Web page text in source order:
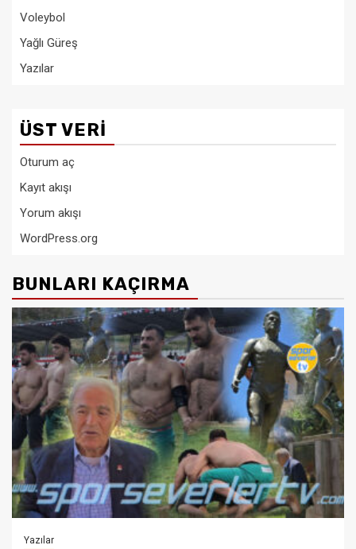
Voleybol
Yağlı Güreş
Yazılar
ÜST VERI
Oturum aç
Kayıt akışı
Yorum akışı
WordPress.org
BUNLARI KAÇIRMA
Yazılar